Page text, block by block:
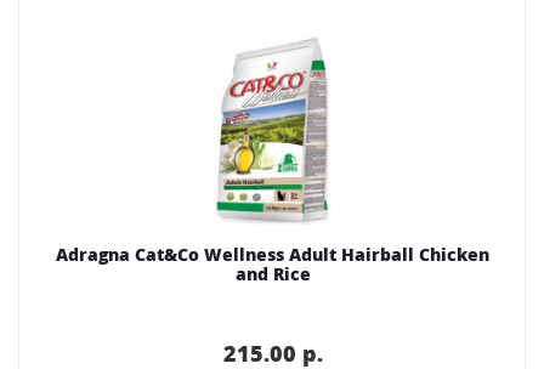
Adragna Cat&Co Wellness Adult Hairball Сhicken
and Rice
215.00 p.